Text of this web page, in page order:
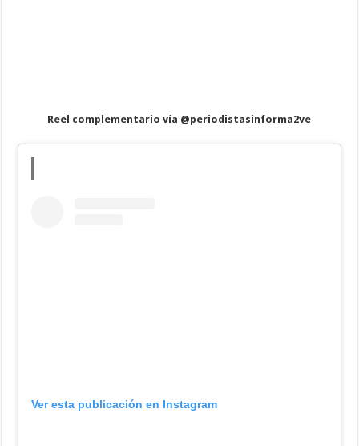
Reel complementario vía @periodistasinforma2ve
Ver esta publicación en Instagram